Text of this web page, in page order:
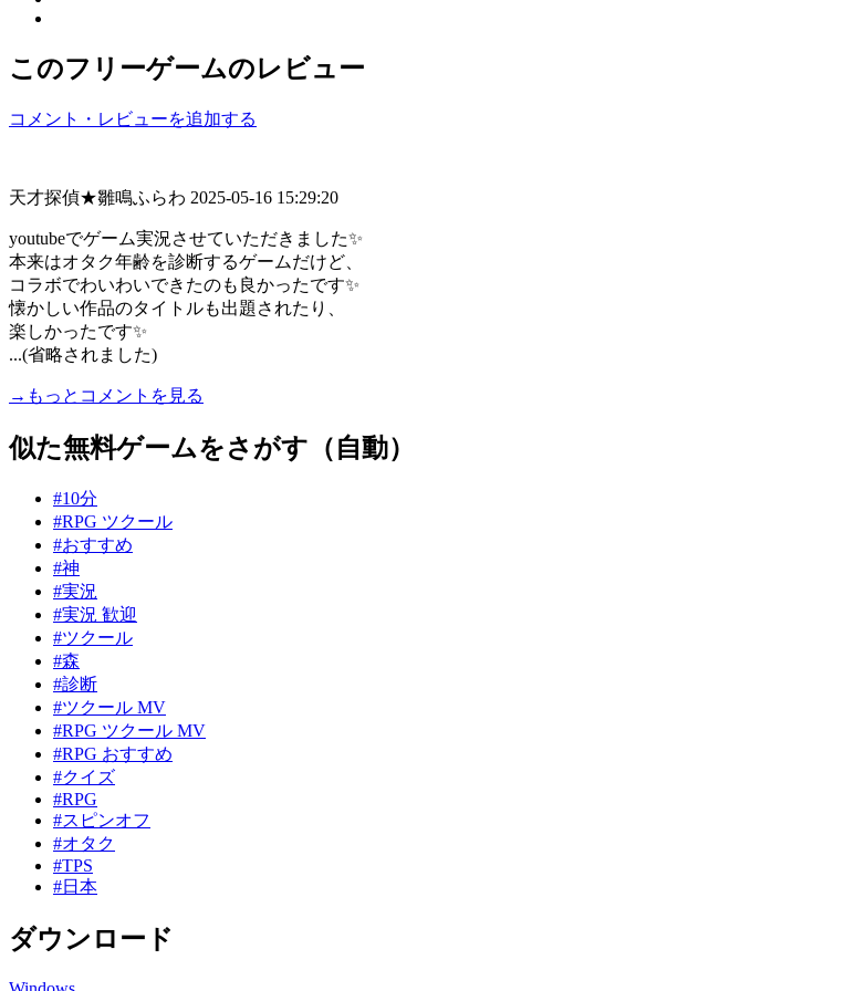
このフリーゲームのレビュー
コメント・レビューを追加する
天才探偵★雛鳴ふらわ 2025-05-16 15:29:20
youtubeでゲーム実況させていただきました✨
本来はオタク年齢を診断するゲームだけど、
コラボでわいわいできたのも良かったです✨
懐かしい作品のタイトルも出題されたり、
楽しかったです✨
...(省略されました)
→もっとコメントを見る
似た無料ゲームをさがす（自動）
#10分
#RPG ツクール
#おすすめ
#神
#実況
#実況 歓迎
#ツクール
#森
#診断
#ツクール MV
#RPG ツクール MV
#RPG おすすめ
#クイズ
#RPG
#スピンオフ
#オタク
#TPS
#日本
ダウンロード